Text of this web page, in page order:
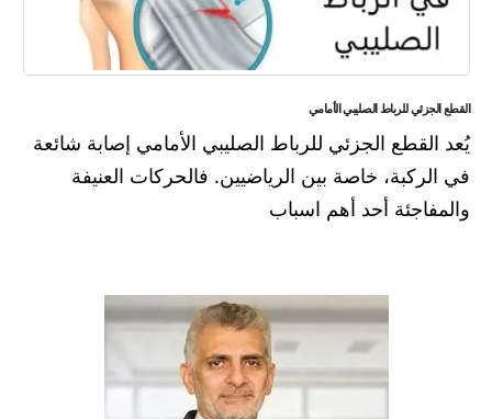
القطع الجزئي للرباط الصليبي الأمامي
يُعد القطع الجزئي للرباط الصليبي الأمامي إصابة شائعة
في الركبة، خاصة بين الرياضيين. فالحركات العنيفة
والمفاجئة أحد أهم اسباب